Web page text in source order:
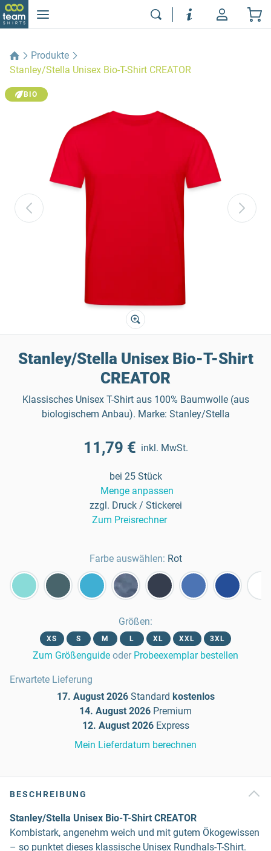
Produkte
Stanley/Stella Unisex Bio-T-Shirt CREATOR
BIO
Stanley/Stella Unisex Bio-T-Shirt
CREATOR
Klassisches Unisex T-Shirt aus 100% Baumwolle (aus
biologischem Anbau). Marke: Stanley/Stella
11,79 € inkl. MwSt.
bei 25 Stück
Menge anpassen
zzgl. Druck / Stickerei
Zum Preisrechner
Farbe auswählen: Rot
Größen:
XS S M L XL XXL 3XL
Zum Größenguide oder Probeexemplar bestellen
Erwartete Lieferung
17. August 2026 Standard kostenlos
14. August 2026 Premium
12. August 2026 Express
Mein Lieferdatum berechnen
BESCHREIBUNG
Stanley/Stella Unisex Bio-T-Shirt CREATOR
Kombistark, angenehm weich und mit gutem Ökogewissen
– so punktet dieses klassische Unisex Rundhals-T-Shirt.